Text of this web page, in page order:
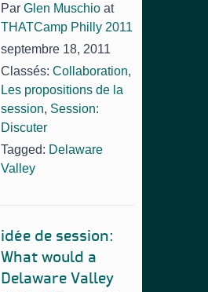
Par Glen Muschio at
THATCamp Philly 2011
septembre 18, 2011
Classés: Collaboration,
Les propositions de la
session, Session:
Discuter
Tagged: Delaware
Valley
idée de session:
What would a
Delaware Valley